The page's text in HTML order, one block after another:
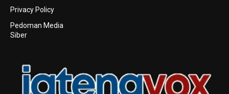
Privacy Policy
Pedoman Media
Siber